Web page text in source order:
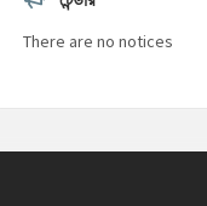
There are no notices